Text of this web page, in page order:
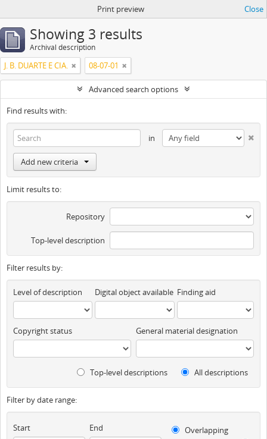
Print preview Close
Showing 3 results
Archival description
J. B. DUARTE E CIA. 08-07-01
Advanced search options
Find results with:
in
Add new criteria
Limit results to:
Repository
Top-level description
Filter results by:
Level of description Digital object available Finding aid
Copyright status General material designation
Top-level descriptions All descriptions
Filter by date range:
Start End
Overlapping